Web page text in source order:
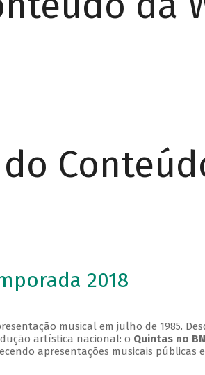
2018
musical em julho de 1985.
artística nacional: o Quintas no
apresentações musicais públicas